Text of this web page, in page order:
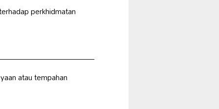
perkhidmatan
atau tempahan